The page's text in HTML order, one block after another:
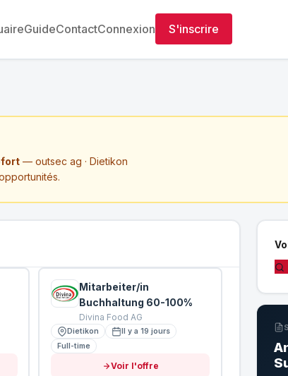
GuideContactConnexion S'inscrire
— outsec ag · Dietikon
Mitarbeiter/in
Buchhaltung 60-100%
Divina Food AG
Dietikon
Il y a 19 jours
Full-time
Voir l'offre